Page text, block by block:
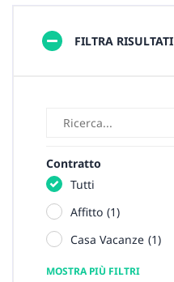
FILTRA RISULTATI
Contratto
Tutti
Affitto (1)
Casa Vacanze (1)
MOSTRA PIÙ FILTRI